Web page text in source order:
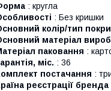
: кругла
: Без кришки
колір/тип
матеріал
паковання :
міс. : 36
постачання :
реєстрації бренда